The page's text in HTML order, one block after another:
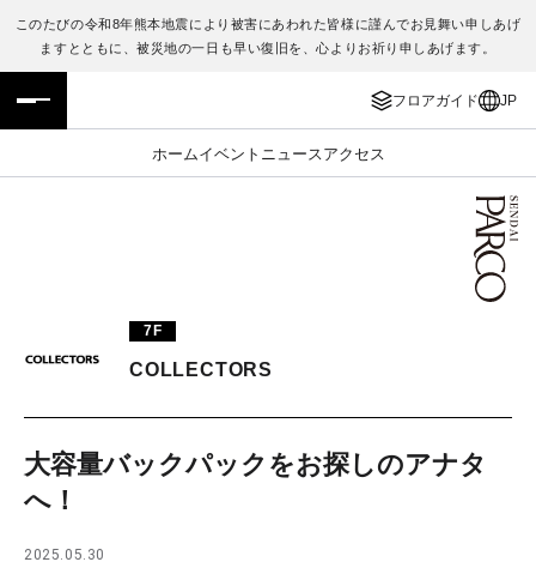
このたびの令和8年熊本地震により被害にあわれた皆様に謹んでお見舞い申しあげ
ますとともに、被災地の一日も早い復旧を、心よりお祈り申しあげます。
フロアガイド JP
ホームイベント ニュース アクセス
フロアガイド
施設案内・アクセス
TAX FREE
JP
ENGLISH
繁体字
日本語
7F
COLLECTORS
大容量バックパックをお探しのアナタ
へ！
2025.05.30